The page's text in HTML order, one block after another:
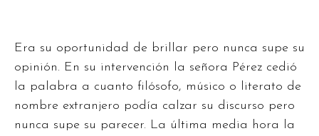
Era su oportunidad de brillar pero nunca supe su
opinión. En su intervención la señora Pérez cedió
la palabra a cuanto filósofo, músico o literato de
nombre extranjero podía calzar su discurso pero
nunca supe su parecer. La última media hora la